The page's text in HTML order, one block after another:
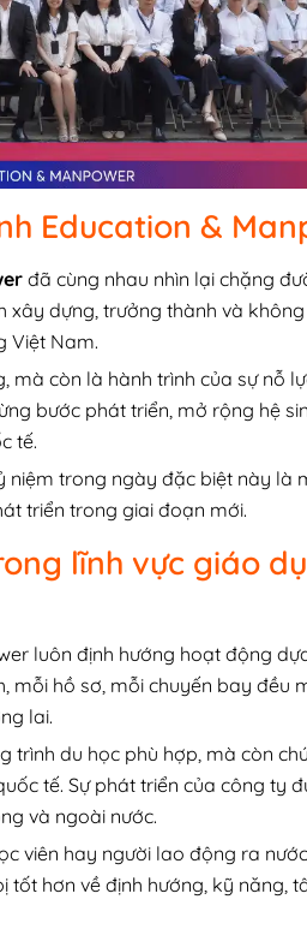
Education &
đã cùng nhau nhìn lại chặng
xây dựng, trưởng thành và
Việt Nam.
còn là hành trình của sự nỗ
bước phát triển, mở rộng hệ
tế.
trong ngày đặc biệt này là
triển trong giai đoạn mới.
lĩnh vực giáo
luôn định hướng hoạt động
mỗi hồ sơ, mỗi chuyến bay đều
lai.
trình du học phù hợp, mà còn
tế. Sự phát triển của công ty
và ngoài nước.
viên hay người lao động ra
tốt hơn về định hướng, kỹ năng,